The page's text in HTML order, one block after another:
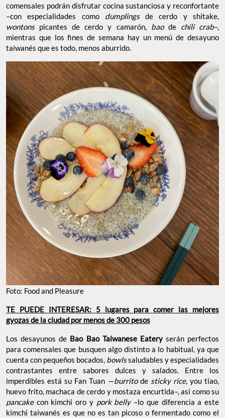
comensales podrán disfrutar cocina sustanciosa y reconfortante
–con especialidades como dumplingsde cerdo y shitake,
wontons picantes de cerdo y camarón, bao de chili crab–,
mientras que los fines de semana hay un menú de desayuno
taiwanés que es todo, menos aburrido.
Foto: Food and Pleasure
TE PUEDE INTERESAR: 5 lugares para comer las mejores
gyozas de la ciudad por menos de 300 pesos
Los desayunos de Bao Bao Taiwanese Eateryserán perfectos
para comensales que busquen algo distinto a lo habitual, ya que
cuenta con pequeños bocados, bowlssaludables y especialidades
contrastantes entre sabores dulces y salados. Entre los
imperdibles está su Fan Tuan —burrito de sticky rice, you tiao,
huevo frito, machaca de cerdo y mostaza encurtida–, así como su
pancake con kimchi oro y pork belly –lo que diferencia a este
kimchi taiwanés es que no es tan picoso o fermentado como el